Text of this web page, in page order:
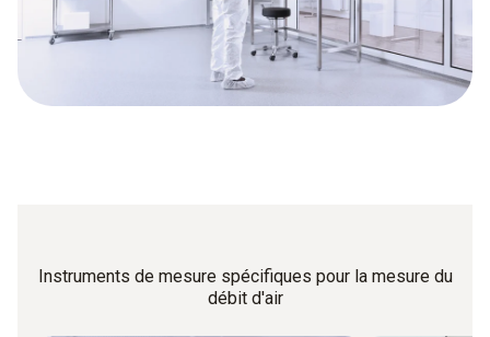
Instruments de mesure spécifiques pour la mesure du
débit d'air